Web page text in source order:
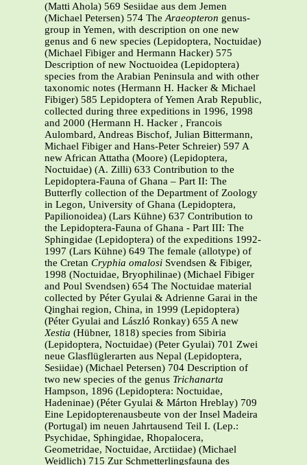
(Matti Ahola) 569 Sesiidae aus dem Jemen
(Michael Petersen) 574 The Araeopteron genus-
group in Yemen, with description on one new
genus and 6 new species (Lepidoptera, Noctuidae)
(Michael Fibiger and Hermann Hacker) 575
Description of new Noctuoidea (Lepidoptera)
species from the Arabian Peninsula and with other
taxonomic notes (Hermann H. Hacker & Michael
Fibiger) 585 Lepidoptera of Yemen Arab Republic,
collected during three expeditions in 1996, 1998
and 2000 (Hermann H. Hacker , Francois
Aulombard, Andreas Bischof, Julian Bittermann,
Michael Fibiger and Hans-Peter Schreier) 597 A
new African Attatha (Moore) (Lepidoptera,
Noctuidae) (A. Zilli) 633 Contribution to the
Lepidoptera-Fauna of Ghana – Part II: The
Butterfly collection of the Department of Zoology
in Legon, University of Ghana (Lepidoptera,
Papilionoidea) (Lars Kühne) 637 Contribution to
the Lepidoptera-Fauna of Ghana - Part III: The
Sphingidae (Lepidoptera) of the expeditions 1992-
1997 (Lars Kühne) 649 The female (allotype) of
the Cretan Cryphia omalosi Svendsen & Fibiger,
1998 (Noctuidae, Bryophilinae) (Michael Fibiger
and Poul Svendsen) 654 The Noctuidae material
collected by Péter Gyulai & Adrienne Garai in the
Qinghai region, China, in 1999 (Lepidoptera)
(Péter Gyulai and László Ronkay) 655 A new
Xestia (Hübner, 1818) species from Sibiria
(Lepidoptera, Noctuidae) (Peter Gyulai) 701 Zwei
neue Glasflüglerarten aus Nepal (Lepidoptera,
Sesiidae) (Michael Petersen) 704 Description of
two new species of the genus Trichanarta
Hampson, 1896 (Lepidoptera: Noctuidae,
Hadeninae) (Péter Gyulai & Márton Hreblay) 709
Eine Lepidopterenausbeute von der Insel Madeira
(Portugal) im neuen Jahrtausend Teil I. (Lep.:
Psychidae, Sphingidae, Rhopalocera,
Geometridae, Noctuidae, Arctiidae) (Michael
Weidlich) 715 Zur Schmetterlingsfauna des